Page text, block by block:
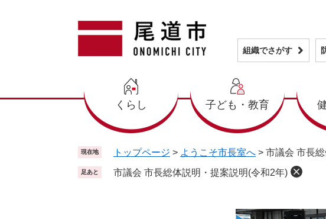
組織でさがす
くらし 子ども・教育
現在地 トップページ > ようこそ市長室へ > 市議会 市長
足あと 市議会 市長総体説明・提案説明(令和2年)